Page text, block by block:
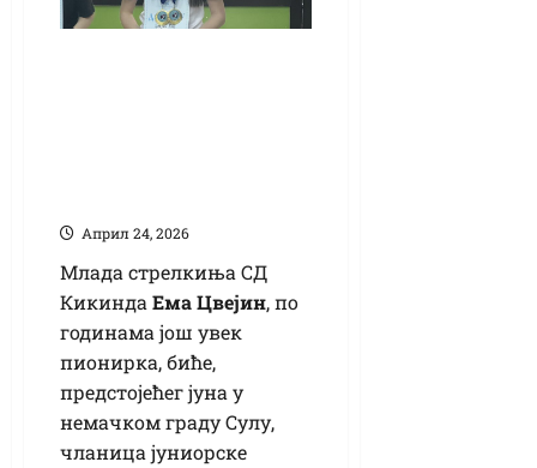
Април 24, 2026
Млада стрелкиња СД
Кикинда Ема Цвејин, по
годинама још увек
пионирка, биће,
предстојећег јуна у
немачком граду Сулу,
чланица јуниорске